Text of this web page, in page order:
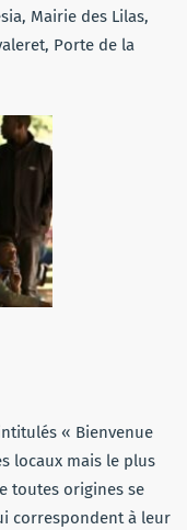
Mairie des Lilas,
Porte de la
« Bienvenue
locaux mais le plus
toutes origines se
correspondent à leur